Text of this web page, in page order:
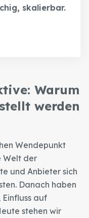
skalierbar.
Warum
werden
Wendepunkt
Welt der
und Anbieter sich
Danach haben
auf
stehen wir